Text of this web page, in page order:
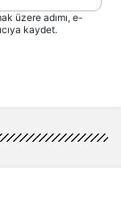
üzere adımı, e-
kaydet.